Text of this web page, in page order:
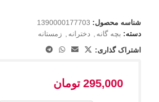
شناسه محصول: 1390000177703
دسته: بچه گانه دخترانه
زمستانه
اشتراک گذاری:
295,000 تومان